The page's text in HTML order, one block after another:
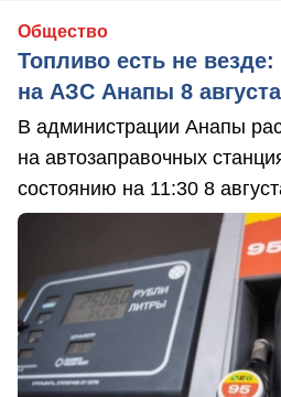
Общество
Топливо есть не
на АЗС Анапы 8 августа
В администрации Анапы
на автозаправочных
состоянию на 11:30 8